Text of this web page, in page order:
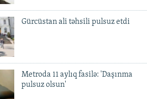
Gürcüstan ali təhsili pulsuz etdi
Metroda 11 aylıq fasilə: 'Daşınma
pulsuz olsun'